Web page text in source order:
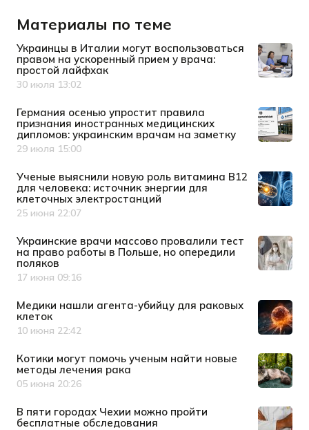
Материалы по теме
Украинцы в Италии могут воспользоваться
правом на ускоренный прием у врача:
простой лайфхак
Дата публикации
30 июля 13:02
Германия осенью упростит правила
признания иностранных медицинских
дипломов: украинским врачам на заметку
Дата публикации
29 июля 15:00
Ученые выяснили новую роль витамина B12
для человека: источник энергии для
клеточных электростанций
Дата публикации
25 июня 22:07
Украинские врачи массово провалили тест
на право работы в Польше, но опередили
поляков
Дата публикации
17 июня 09:16
Медики нашли агента-убийцу для раковых
клеток
Дата публикации
10 июня 22:42
Котики могут помочь ученым найти новые
методы лечения рака
Дата публикации
05 июня 20:26
В пяти городах Чехии можно пройти
бесплатные обследования